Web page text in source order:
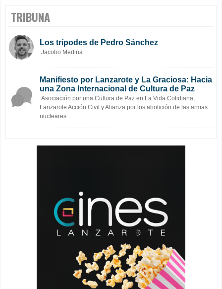
TRIBUNA
Los trípodes de Pedro Sánchez
Jacobo Medina
Manifiesto por Lanzarote y La Graciosa: Hacia
una Zona Internacional de Cultura de Paz
Asociación por una Cultura de Paz en La Vida Cotidiana,
Lanzarote Acción Civil y Alianza por los abolición de las armas
nucleares